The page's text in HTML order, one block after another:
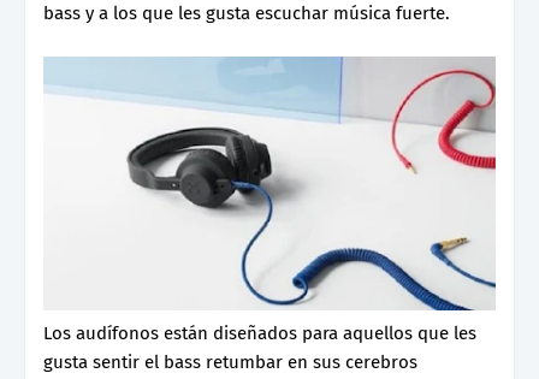
bass y a los que les gusta escuchar música fuerte.
Los audífonos están diseñados para aquellos que les
gusta sentir el bass retumbar en sus cerebros